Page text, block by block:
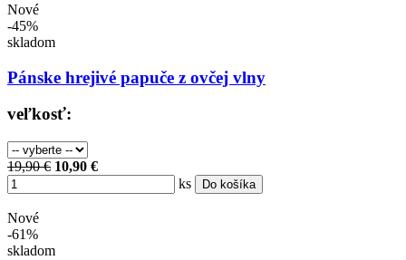
Nové
-45%
skladom
Pánske hrejivé papuče z ovčej vlny
veľkosť:
19,90 € 10,90 €
ks
Do košíka
Nové
-61%
skladom